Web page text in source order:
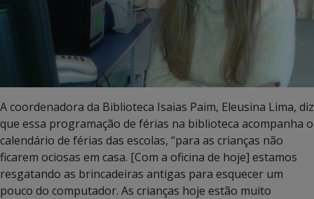
A coordenadora da Biblioteca Isaias Paim, Eleusina Lima, diz
que essa programação de férias na biblioteca acompanha o
calendário de férias das escolas, “para as crianças não
ficarem ociosas em casa. [Com a oficina de hoje] estamos
resgatando as brincadeiras antigas para esquecer um
pouco do computador. As crianças hoje estão muito